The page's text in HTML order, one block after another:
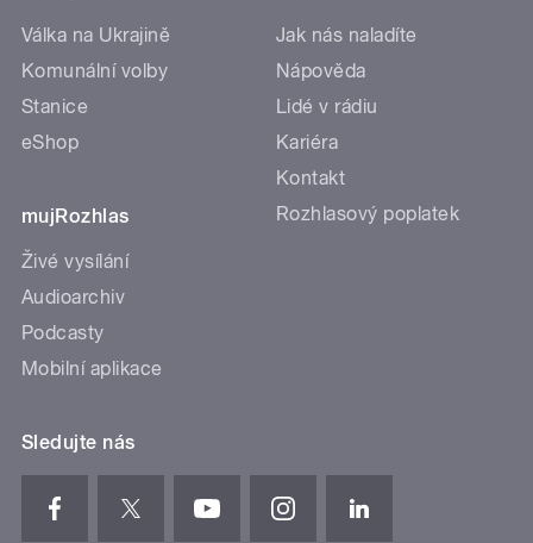
Válka na Ukrajině
Komunální volby
Stanice
eShop
mujRozhlas
Živé vysílání
Audioarchiv
Podcasty
Mobilní aplikace
Jak nás naladíte
Nápověda
Lidé v rádiu
Kariéra
Kontakt
Rozhlasový poplatek
Sledujte nás